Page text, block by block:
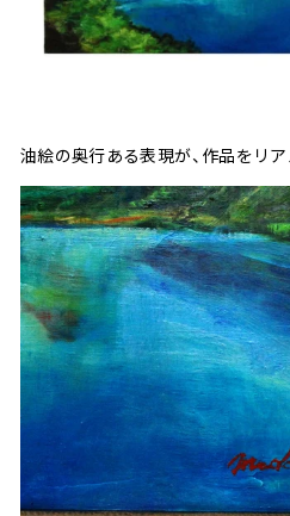
油絵の奥行ある表現が、作品をリ